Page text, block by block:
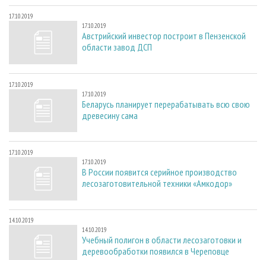
17.10.2019
17.10.2019
Австрийский инвестор построит в Пензенской
области завод ДСП
17.10.2019
17.10.2019
Беларусь планирует перерабатывать всю свою
древесину сама
17.10.2019
17.10.2019
В России появится серийное производство
лесозаготовительной техники «Амкодор»
14.10.2019
14.10.2019
Учебный полигон в области лесозаготовки и
деревообработки появился в Череповце